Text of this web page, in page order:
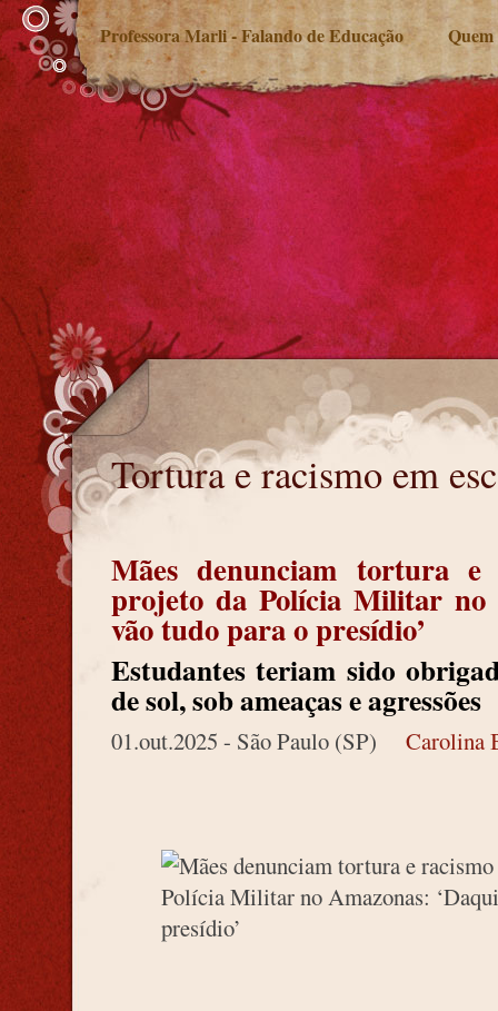
Professora Marli - Falando de Educação Quem
Tortura e racismo em
Tortura e racismo em escola militar
Mães denunciam tortura e
projeto da Polícia Militar no
vão tudo para o presídio’
Estudantes teriam sido
de sol, sob ameaças e agressões
01.out.2025 - São Paulo (SP) Carolina